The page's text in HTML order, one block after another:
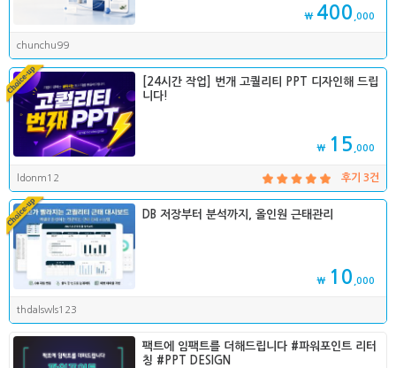
₩ 400 ,000
chunchu99
[24시간 작업] 번개 고퀄리티 PPT 디자인해 드립
니다!
₩ 15 ,000
ldonm12 후기 3건
DB 저장부터 분석까지, 올인원 근태관리
₩ 10 ,000
thdalswls123
팩트에 임팩트를 더해드립니다 #파워포인트 리터
칭 #PPT DESIGN